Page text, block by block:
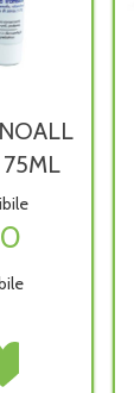
75ML
BABYGELLA